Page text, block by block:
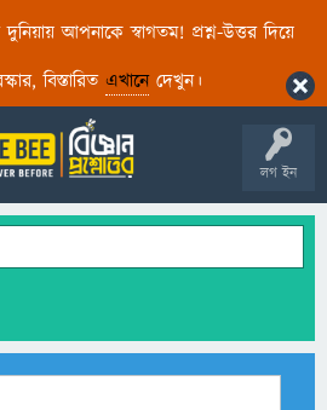
দুনিয়ায় আপনাকে স্বাগতম! প্রশ্ন-উত্তর দিয়ে
বিস্তারিত এখানেদেখুন।
লগ ইন